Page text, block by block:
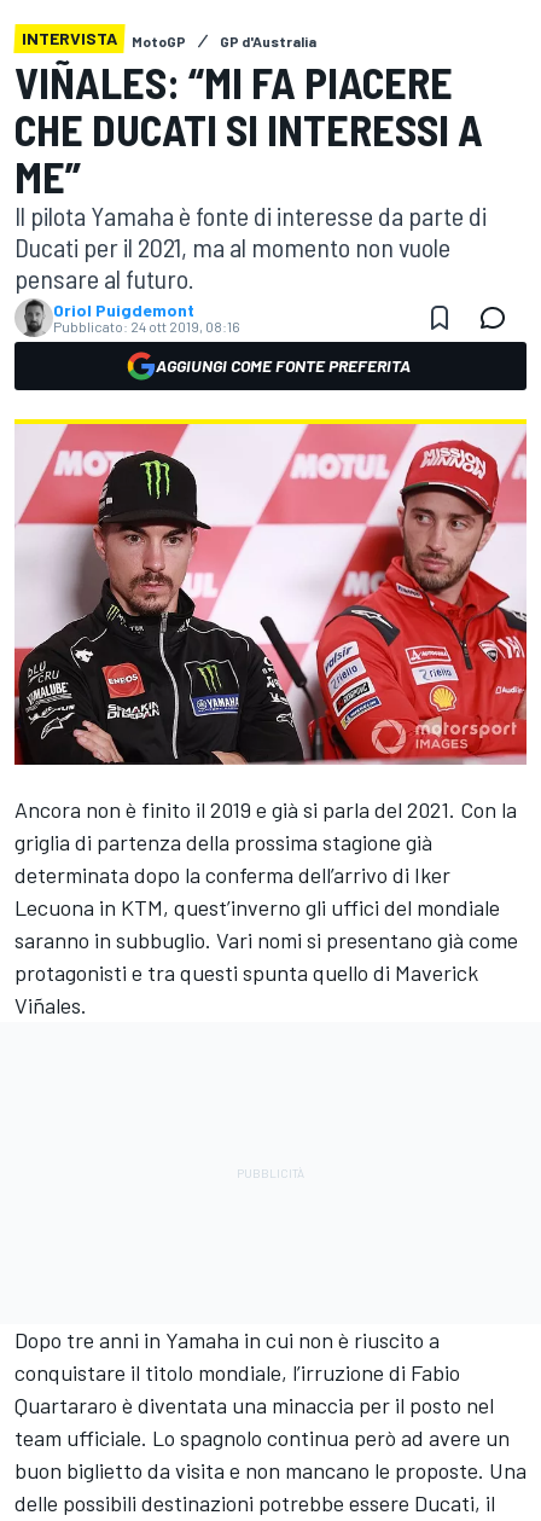
INTERVISTA MotoGP GP d'Australia
VIÑALES: “MI FA PIACERE
CHE DUCATI SI INTERESSI A
ME”
Il pilota Yamaha è fonte di interesse da parte di
Ducati per il 2021, ma al momento non vuole
pensare al futuro.
Oriol Puigdemont
Pubblicato: 24 ott 2019, 08:16
AGGIUNGI COME FONTE PREFERITA
Ancora non è finito il 2019 e già si parla del 2021. Con la
griglia di partenza della prossima stagione già
determinata dopo la conferma dell’arrivo di Iker
Lecuona in KTM, quest’inverno gli uffici del mondiale
saranno in subbuglio. Vari nomi si presentano già come
protagonisti e tra questi spunta quello di Maverick
Viñales.
Dopo tre anni in Yamaha in cui non è riuscito a
conquistare il titolo mondiale, l’irruzione di Fabio
Quartararo è diventata una minaccia per il posto nel
team ufficiale. Lo spagnolo continua però ad avere un
buon biglietto da visita e non mancano le proposte. Una
delle possibili destinazioni potrebbe essere Ducati, il